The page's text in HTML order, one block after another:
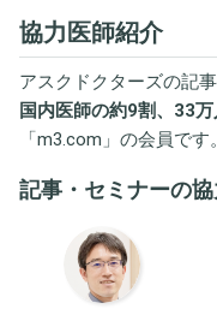
協力医師紹介
アスクドクターズの記
国内医師の約9割、33
「m3.com 」の会員です。
記事・セミナーの